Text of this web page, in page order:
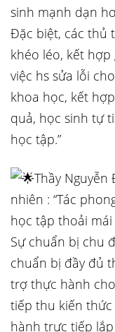
sinh mạnh dạn
Đặc biệt, các thủ
khéo léo, kết hợp
việc hs sửa lỗi
khoa học, kết
quả, học sinh tự
học tập.”
Thầy
nhiên : “Tác
học tập thoải
Sự chuẩn bị chu
chuẩn bị đầy đủ
trợ thực hành
tiếp thu kiến
hành trực tiếp